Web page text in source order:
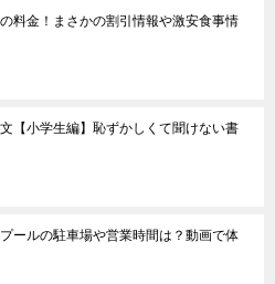
料金！まさかの割引情報や激安食事情
【小学生編】恥ずかしくて聞けない書
ールの駐車場や営業時間は？動画で体